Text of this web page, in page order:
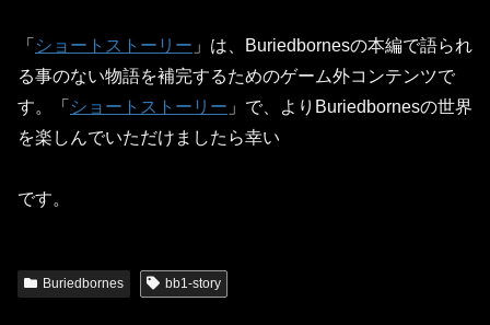
「 ショートストーリー 」は、Buriedbornesの本編で語られ
る事のない物語を補完するためのゲーム外コンテンツで
す。「 ショートストーリー 」で、よりBuriedbornesの世界
を楽しんでいただけましたら幸い
です。
Buriedbornes bb1-story